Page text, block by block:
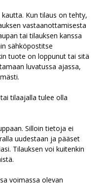
Kun tilaus on tehty,
vastaanottamisesta
tai tilauksen kanssa
sähköpostitse
tuote on loppunut tai sitä
luvatussa ajassa,
tilaajalla tulee olla
Silloin tietoja ei
uudestaan ja pääset
Tilauksen voi kuitenkin
voimassa olevan